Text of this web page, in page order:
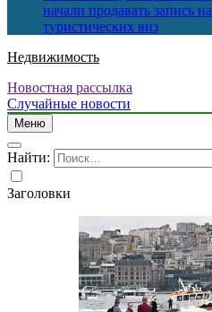
начали продавать запись
туристических виз
Недвижимость
Новостная рассылка
Случайные новости
Меню
Найти:
Заголовки